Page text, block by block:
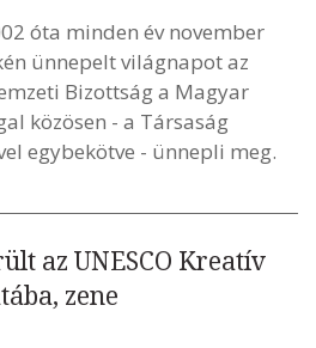
óta minden év november
ünnepelt világnapot az
Bizottság a Magyar
közösen - a Társaság
egybekötve - ünnepli meg.
az UNESCO Kreatív
zene